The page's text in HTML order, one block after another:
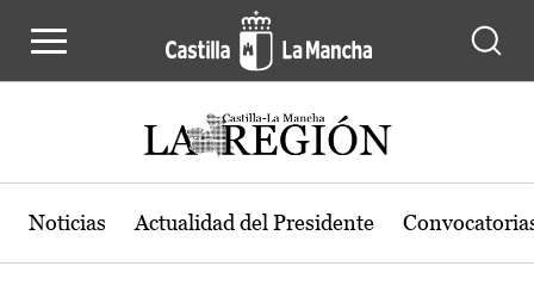
Noticias Actualidad del Presidente